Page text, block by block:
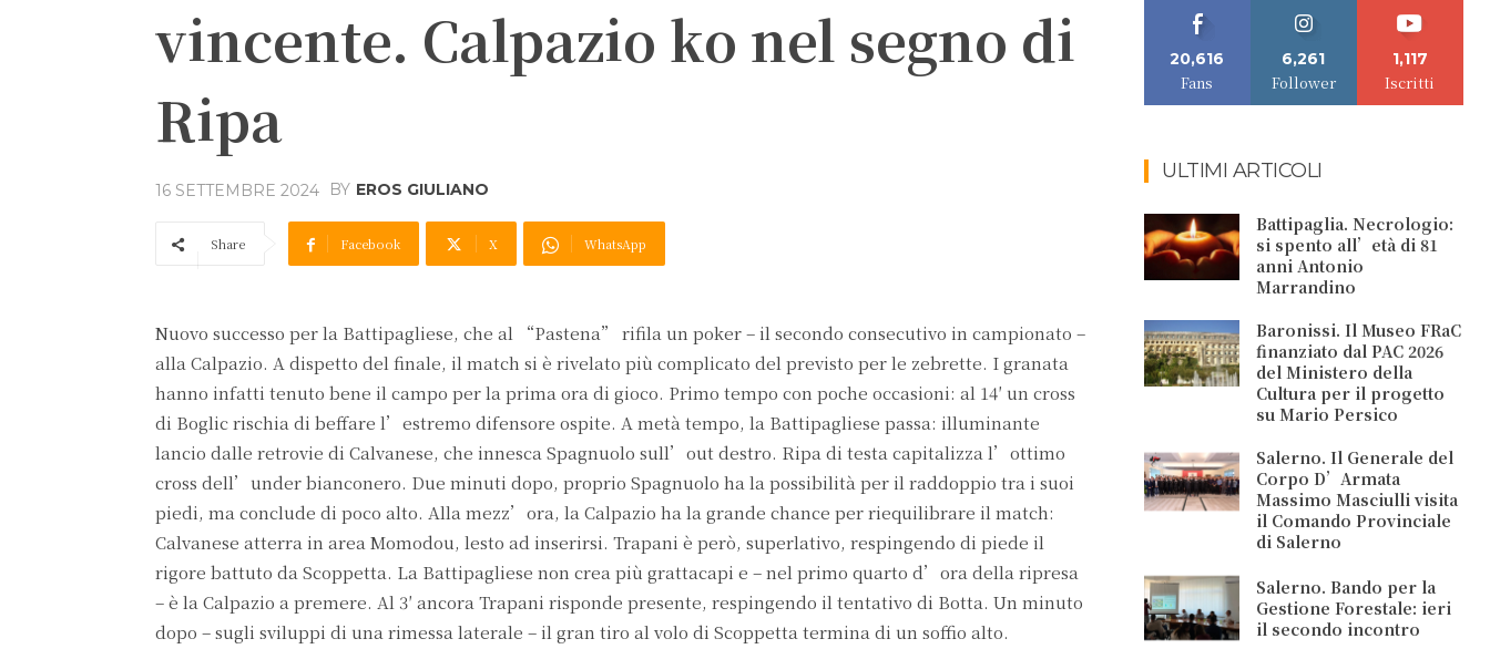
vincente. Calpazio ko nel segno di
Ripa
16 SETTEMBRE 2024 BY EROS GIULIANO
Share Facebook X WhatsApp
Nuovo successo per la Battipagliese, che al “Pastena” rifila un poker – il secondo consecutivo in campionato –
alla Calpazio. A dispetto del finale, il match si è rivelato più complicato del previsto per le zebrette. I granata
hanno infatti tenuto bene il campo per la prima ora di gioco. Primo tempo con poche occasioni: al 14′ un cross
di Boglic rischia di beffare l’estremo difensore ospite. A metà tempo, la Battipagliese passa: illuminante
lancio dalle retrovie di Calvanese, che innesca Spagnuolo sull’out destro. Ripa di testa capitalizza l’ottimo
cross dell’under bianconero. Due minuti dopo, proprio Spagnuolo ha la possibilità per il raddoppio tra i suoi
piedi, ma conclude di poco alto. Alla mezz’ora, la Calpazio ha la grande chance per riequilibrare il match:
Calvanese atterra in area Momodou, lesto ad inserirsi. Trapani è però, superlativo, respingendo di piede il
rigore battuto da Scoppetta. La Battipagliese non crea più grattacapi e – nel primo quarto d’ora della ripresa
– è la Calpazio a premere. Al 3′ ancora Trapani risponde presente, respingendo il tentativo di Botta. Un minuto
dopo – sugli sviluppi di una rimessa laterale – il gran tiro al volo di Scoppetta termina di un soffio alto.
20,616
Fans
6,261
Follower
1,117
Iscritti
ULTIMI ARTICOLI
Battipaglia. Necrologio:
si spento all’età di 81
anni Antonio
Marrandino
Baronissi. Il Museo FRaC
finanziato dal PAC 2026
del Ministero della
Cultura per il progetto
su Mario Persico
Salerno. Il Generale del
Corpo D’Armata
Massimo Masciulli visita
il Comando Provinciale
di Salerno
Salerno. Bando per la
Gestione Forestale: ieri
il secondo incontro